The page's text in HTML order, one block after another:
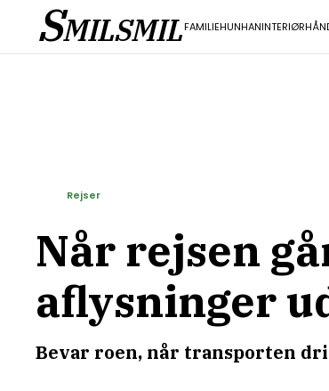
SMILSMILFAMILIEHUNHANINTERIØR
Når rejsen
aflysninger
Bevar roen, når transporten
Rejser